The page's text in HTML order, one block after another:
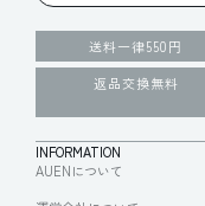
送料一律550円
返品交換無料
INFORMATION
AUENについて